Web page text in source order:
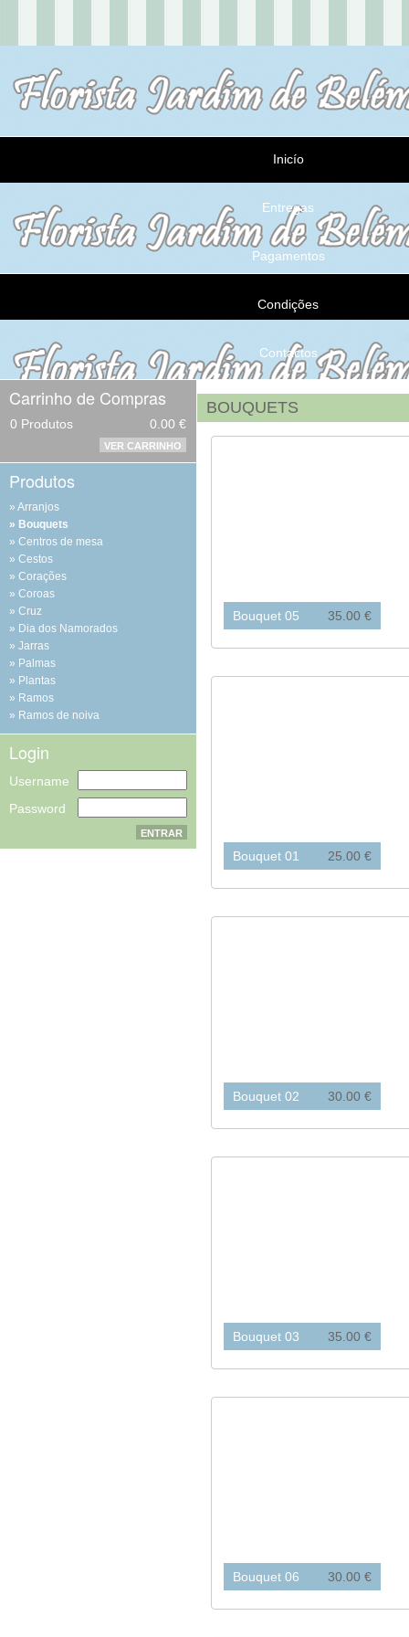
Inicío
Entregas
Pagamentos
Condições
Contactos
Carrinho de Compras
0 Produtos 0.00 €
VER CARRINHO
Produtos
Arranjos
Bouquets
Centros de mesa
Cestos
Corações
Coroas
Cruz
Dia dos Namorados
Jarras
Palmas
Plantas
Ramos
Ramos de noiva
Login
Username
Password
BOUQUETS
Bouquet 05 35.00 €
Bouquet 01 25.00 €
Bouquet 02 30.00 €
Bouquet 03 35.00 €
Bouquet 06 30.00 €